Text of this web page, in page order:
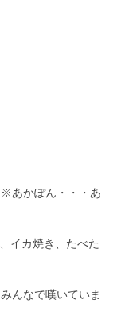
あかぽん・・・あ
イカ焼き、たべた
んなで嘆いていま